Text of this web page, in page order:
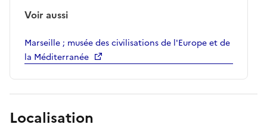
Voir aussi
Marseille ; musée des civilisations de l'Europe et de
la Méditerranée
Localisation